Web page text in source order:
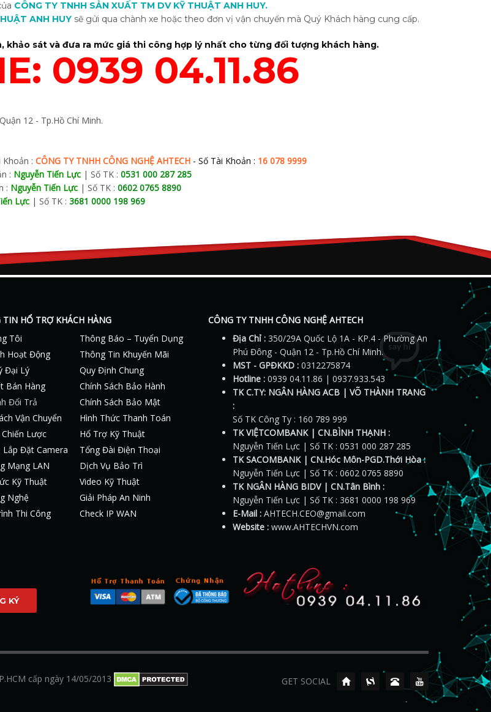
CÔNG TY TNHH SẢN XUẤT TM DV KỸ THUẬT ANH HUY.
ANH HUY sẽ gửi qua chành xe hoặc theo đơn vị vận chuyển mà Quý Khách hàng cung cấp.
khảo sát và đưa ra mức giá thi công hợp lý nhất cho từng đối tượng khách hàng.
0939 04.11.86
12 - Tp.Hồ Chí Minh.
Khoản : CÔNG TY TNHH CÔNG NGHỆ AHTECH - Số Tài Khoản : 16 078 9999
: Nguyễn Tiến Lực | Số TK : 0531 000 287 285
: Nguyễn Tiến Lực | Số TK : 0602 0765 8890
Lực | Số TK : 3681 0000 198 969
TIN HỔ TRỢ KHÁCH HÀNG
Tôi
Thông Báo – Tuyển Dụng
Hoạt Động
Thông Tin Khuyến Mãi
Đại Lý
Quy Định Chung
Bán Hàng
Chính Sách Bảo Hành
Đổi Trả
Chính Sách Bảo Mật
Vận Chuyển
Hình Thức Thanh Toán
Lược
Hổ Trợ Kỹ Thuật
Lắp Đặt Camera
Tổng Đài Điện Thoại
Mạng LAN
Dịch Vụ Bảo Trì
Kỹ Thuật
Video Kỹ Thuật
Nghệ
Giải Pháp An Ninh
Thi Công
Check IP WAN
CÔNG TY TNHH CÔNG NGHỆ AHTECH
Địa Chỉ : 350/29A Quốc Lộ 1A - KP.4 - Phường An
Phú Đông - Quận 12 - Tp.Hồ Chí Minh.
MST - GPĐKKD : 0312275874
Hotline : 0939 04.11.86 | 0937.933.543
TK C.TY: NGÂN HÀNG ACB | VÕ THÀNH TRANG
:
Số TK Công Ty : 160 789 999
TK VIỆTCOMBANK | CN.BÌNH THẠNH :
Nguyễn Tiến Lực | Số TK : 0531 000 287 285
TK SACOMBANK | CN.Hóc Môn-PGD.Thới Hòa :
Nguyễn Tiến Lực | Số TK : 0602 0765 8890
TK NGÂN HÀNG BIDV | CN.Tân Bình :
Nguyễn Tiến Lực | Số TK : 3681 0000 198 969
E-Mail : AHTECH.CEO@gmail.com
Website : www.AHTECHVN.com
GET SOCIAL
cấp ngày 14/05/2013